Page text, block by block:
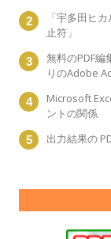
「宇多田ヒ
止符」
無料のPDF
りのAdobe
Microsoft
ントの関係
出力結果の